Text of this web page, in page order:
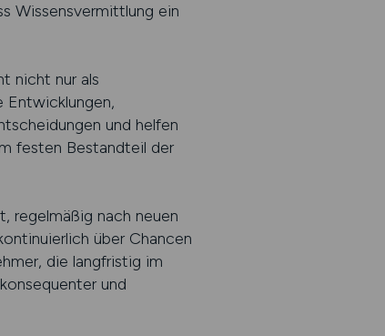
Wissensvermittlung ein
nicht nur als
Entwicklungen,
und helfen
festen Bestandteil der
regelmäßig nach neuen
über Chancen
die langfristig im
und